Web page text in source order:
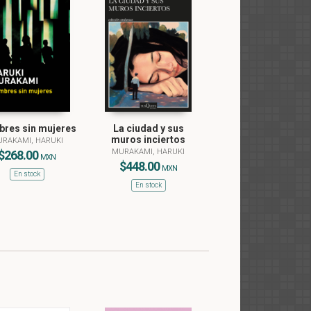
sin mujeres
HARUKI
MXN
En stock
La ciudad y sus
muros inciertos
MURAKAMI, HARUKI
$448.00 MXN
En stock